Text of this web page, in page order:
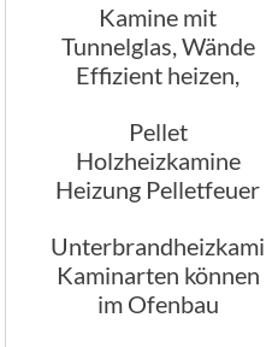
Kamine mit
Tunnelglas, Wände
Effizient heizen,
Pellet
Holzheizkamine
Heizung Pelletfeuer
Ofen
Unterbrandheizkamine
Kaminarten können
im Ofenbau